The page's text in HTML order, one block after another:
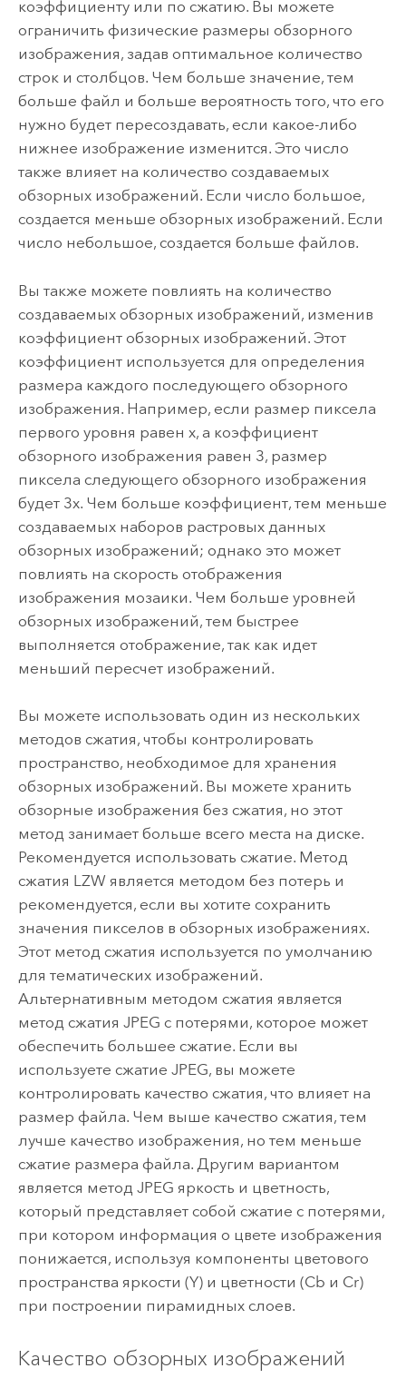
коэффициенту или по сжатию. Вы можете
ограничить физические размеры обзорного
изображения, задав оптимальное количество
строк и столбцов. Чем больше значение, тем
больше файл и больше вероятность того, что его
нужно будет пересоздавать, если какое-либо
нижнее изображение изменится. Это число
также влияет на количество создаваемых
обзорных изображений. Если число большое,
создается меньше обзорных изображений. Если
число небольшое, создается больше файлов.
Вы также можете повлиять на количество
создаваемых обзорных изображений, изменив
коэффициент обзорных изображений. Этот
коэффициент используется для определения
размера каждого последующего обзорного
изображения. Например, если размер пиксела
первого уровня равен x, а коэффициент
обзорного изображения равен 3, размер
пиксела следующего обзорного изображения
будет 3x. Чем больше коэффициент, тем меньше
создаваемых наборов растровых данных
обзорных изображений; однако это может
повлиять на скорость отображения
изображения мозаики. Чем больше уровней
обзорных изображений, тем быстрее
выполняется отображение, так как идет
меньший пересчет изображений.
Вы можете использовать один из нескольких
методов сжатия, чтобы контролировать
пространство, необходимое для хранения
обзорных изображений. Вы можете хранить
обзорные изображения без сжатия, но этот
метод занимает больше всего места на диске.
Рекомендуется использовать сжатие. Метод
сжатия LZW является методом без потерь и
рекомендуется, если вы хотите сохранить
значения пикселов в обзорных изображениях.
Этот метод сжатия используется по умолчанию
для тематических изображений.
Альтернативным методом сжатия является
метод сжатия JPEG с потерями, которое может
обеспечить большее сжатие. Если вы
используете сжатие JPEG, вы можете
контролировать качество сжатия, что влияет на
размер файла. Чем выше качество сжатия, тем
лучше качество изображения, но тем меньше
сжатие размера файла. Другим вариантом
является метод JPEG яркость и цветность,
который представляет собой сжатие с потерями,
при котором информация о цвете изображения
понижается, используя компоненты цветового
пространства яркости (Y) и цветности (Cb и Cr)
при построении пирамидных слоев.
Качество обзорных изображений